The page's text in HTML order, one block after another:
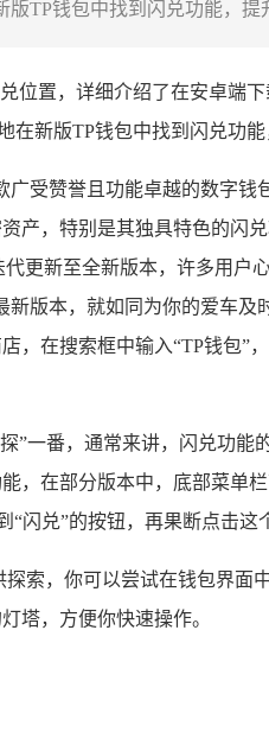
TP钱包中找到闪兑功能，
位置，详细介绍了在安卓端
新版TP钱包中找到闪兑功
广受赞誉且功能卓越的数字
产，特别是其独具特色的闪
更新至全新版本，许多用户
版本，就如同为你的爱车
在搜索框中输入“TP钱包
”一番，通常来讲，闪兑功
在部分版本中，底部菜单
闪兑”的按钮，再果断点击这
索，你可以尝试在钱包界
塔，方便你快速操作。